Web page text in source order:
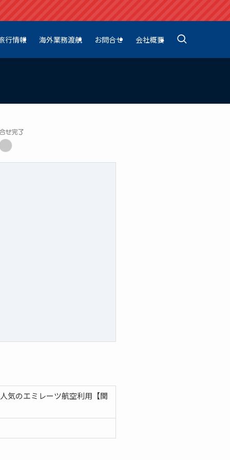
行情報 海外業務渡航 お問合せ 会社概要
気のエミレーツ航空利用【関